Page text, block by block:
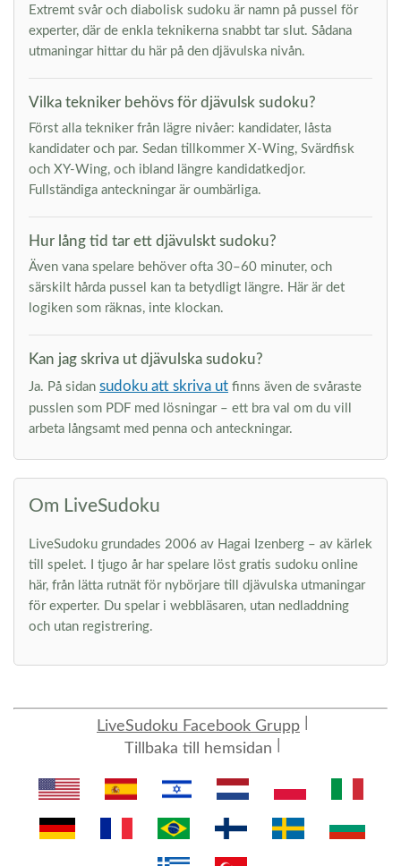
Extremt svår och diabolisk sudoku är namn på pussel för
experter, där de enkla teknikerna snabbt tar slut. Sådana
utmaningar hittar du här på den djävulska nivån.
Vilka tekniker behövs för djävulsk sudoku?
Först alla tekniker från lägre nivåer: kandidater, låsta
kandidater och par. Sedan tillkommer X-Wing, Svärdfisk
och XY-Wing, och ibland längre kandidatkedjor.
Fullständiga anteckningar är oumbärliga.
Hur lång tid tar ett djävulskt sudoku?
Även vana spelare behöver ofta 30–60 minuter, och
särskilt hårda pussel kan ta betydligt längre. Här är det
logiken som räknas, inte klockan.
Kan jag skriva ut djävulska sudoku?
Ja. På sidan sudoku att skriva ut finns även de svåraste
pusslen som PDF med lösningar – ett bra val om du vill
arbeta långsamt med penna och anteckningar.
Om LiveSudoku
LiveSudoku grundades 2006 av Hagai Izenberg – av kärlek
till spelet. I tjugo år har spelare löst gratis sudoku online
här, från lätta rutnät för nybörjare till djävulska utmaningar
för experter. Du spelar i webbläsaren, utan nedladdning
och utan registrering.
LiveSudoku Facebook Grupp
Tillbaka till hemsidan